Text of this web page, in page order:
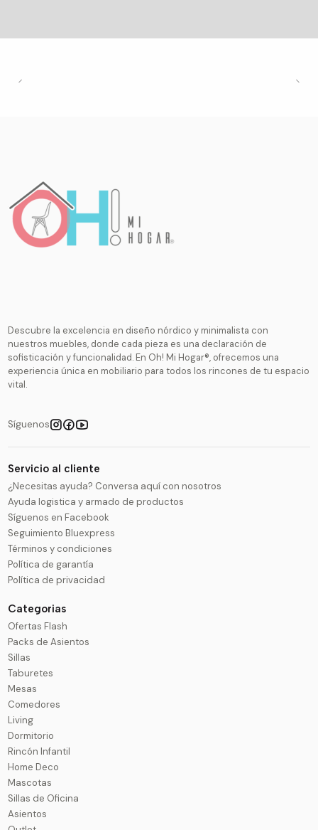
Descubre la excelencia en diseño nórdico y minimalista con
nuestros muebles, donde cada pieza es una declaración de
sofisticación y funcionalidad. En Oh! Mi Hogar®, ofrecemos una
experiencia única en mobiliario para todos los rincones de tu espacio
vital.
Síguenos
Servicio al cliente
¿Necesitas ayuda? Conversa aquí con nosotros
Ayuda logistica y armado de productos
Síguenos en Facebook
Seguimiento Bluexpress
Términos y condiciones
Política de garantía
Política de privacidad
Categorias
Ofertas Flash
Packs de Asientos
Sillas
Taburetes
Mesas
Comedores
Living
Dormitorio
Rincón Infantil
Home Deco
Mascotas
Sillas de Oficina
Asientos